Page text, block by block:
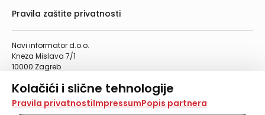
Kolačići i slične tehnologije
Na našoj web stranici koristimo kolačiće i slične
Pravila privatnostiImpressumPopis partnera
Novi informator d.o.o.
Kneza Mislava 7/1
10000 Zagreb
Telefaks: 01/4612-553
info@informator.hr
Pravila zaštite privatnosti